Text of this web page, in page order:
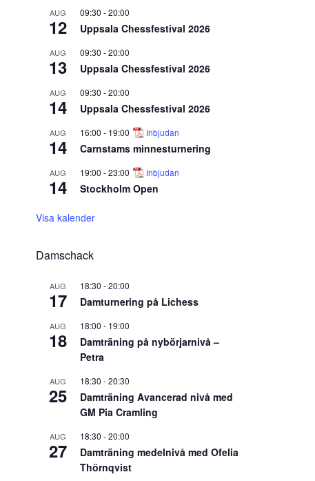
AUG
12
09:30 -20:00
Uppsala Chessfestival 2026
AUG
13
09:30 -20:00
Uppsala Chessfestival 2026
AUG
14
09:30 -20:00
Uppsala Chessfestival 2026
AUG
14
16:00 - 19:00 Inbjudan
Carnstams minnesturnering
AUG
14
19:00 -23:00 Inbjudan
Stockholm Open
Visa kalender
Damschack
AUG
17
18:30 -20:00
Damturnering på Lichess
AUG
18
18:00 - 19:00
Damträning på nybörjarnivå –
Petra
AUG
25
18:30 -20:30
Damträning Avancerad nivå med
GM Pia Cramling
AUG
27
18:30 -20:00
Damträning medelnivå med Ofelia
Thörnqvist